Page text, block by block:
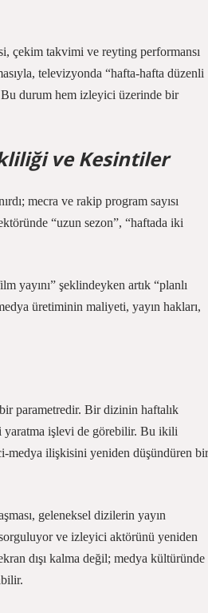
çekim takvimi ve reyting performansı
televizyonda “hafta‑hafta düzenli
Bu durum hem izleyici üzerinde bir
ve Kesintiler
mecra ve rakip program sayısı
“uzun sezon”, “haftada iki
yayını” şeklindeyken artık “planlı
üretiminin maliyeti, yayın hakları,
parametredir. Bir dizinin haftalık
işlevi de görebilir. Bu ikili
ilişkisini yeniden düşündüren bir
geleneksel dizilerin yayın
ve izleyici aktörünü yeniden
dışı kalma değil; medya kültüründe